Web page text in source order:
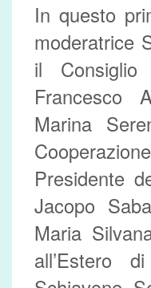
In questo
moderatrice
il Consiglio
Francesco
Marina
Presidente
Jacopo
Maria
all’Estero